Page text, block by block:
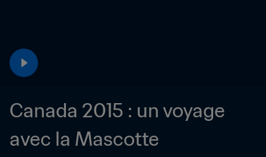
Canada 2015 : un voyage
avec la Mascotte